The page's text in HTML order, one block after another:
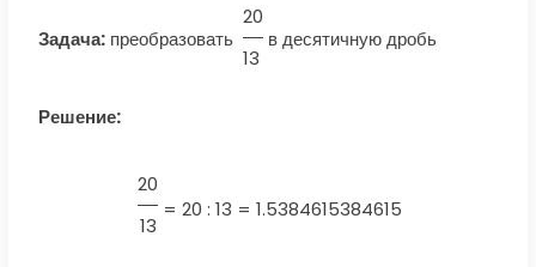
Задача:преобразовать
20
13
в десятичную дробь
Решение:
20
13
= 20 : 13 = 1.5384615384615